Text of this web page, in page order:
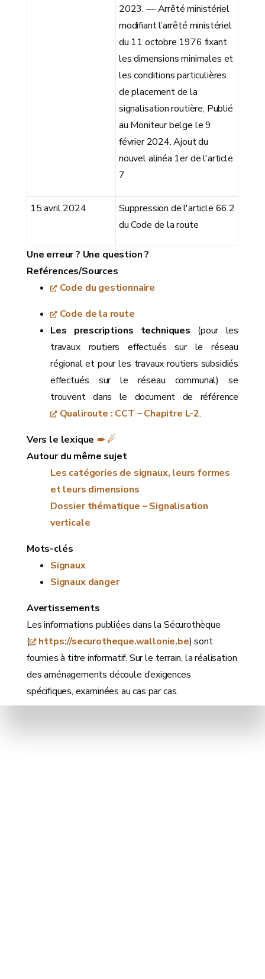
2023. — Arrêté ministériel
modifiant l’arrêté ministériel
du 11 octobre 1976 fixant
les dimensions minimales et
les conditions particulières
de placement de la
signalisation routière, Publié
au Moniteur belge le 9
février 2024. Ajout du
nouvel alinéa 1er de l'article
7
15 avril 2024
Suppression de l'article 66.2
du Code de la route
Une erreur ? Une question ?
Reférences/Sources
Code du gestionnaire
Code de la route
Les prescriptions techniques (pour les
travaux routiers effectués sur le réseau
régional et pour les travaux routiers subsidiés
effectués sur le réseau communal) se
trouvent dans le document de référence
Qualiroute : CCT – Chapitre L-2.
Vers le lexique ➨ ☄
Autour du même sujet
Les catégories de signaux, leurs formes
et leurs dimensions
Dossier thématique – Signalisation
verticale
Mots-clés
Signaux
Signaux danger
Avertissements
Les informations publiées dans la Sécurothèque
(
https://securotheque.wallonie.be) sont
fournies à titre informatif. Sur le terrain, la réalisation
des aménagements découle d’exigences
spécifiques, examinées au cas par cas.